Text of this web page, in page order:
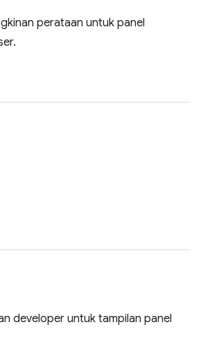
perataan untuk panel
developer untuk tampilan panel